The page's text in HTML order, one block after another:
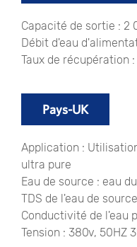
Capacité de sortie : 2
Débit d'eau
Taux de récupération :
Pays-UK
Application :
ultra pure
Eau de source : eau
TDS de l'eau de
Conductivité de l'eau
Tension : 380v, 50HZ